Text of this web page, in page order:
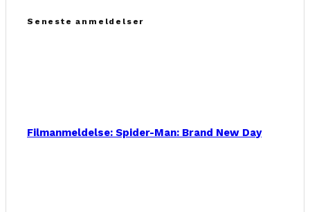
Seneste anmeldelser
Filmanmeldelse: Spider-Man: Brand New Day